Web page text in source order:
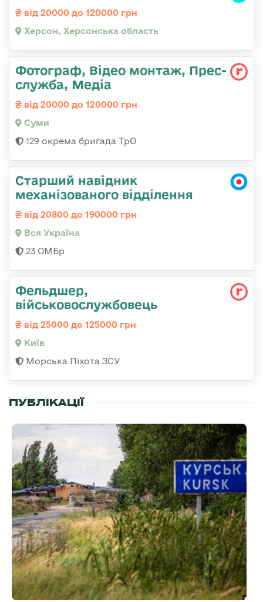
від 20000 до 120000 грн
Херсон, Херсонська область
Фотограф, Відео монтаж, Прес-
служба, Медіа
від 20000 до 120000 грн
Суми
129 окрема бригада ТрО
Старший навідник
механізованого відділення
від 20800 до 190000 грн
Вся Україна
23 ОМБр
Фельдшер,
військовослужбовець
від 25000 до 125000 грн
Київ
Морська Піхота ЗСУ
ПУБЛІКАЦІЇ